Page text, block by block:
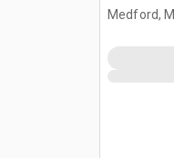
(Unused)
Medford,